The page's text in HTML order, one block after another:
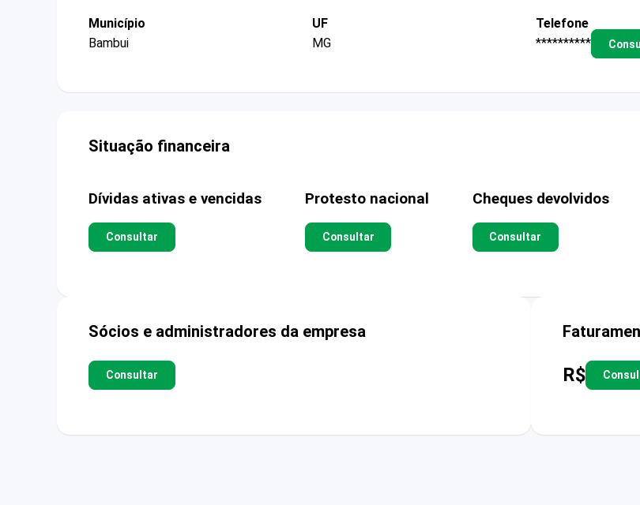
Município
Bambui
UF
MG
Telefone
**********
Situação financeira
Dívidas ativas e vencidas
Consultar
Protesto nacional
Consultar
Cheques devolvidos
Consultar
Sócios e administradores da empresa
Consultar R$